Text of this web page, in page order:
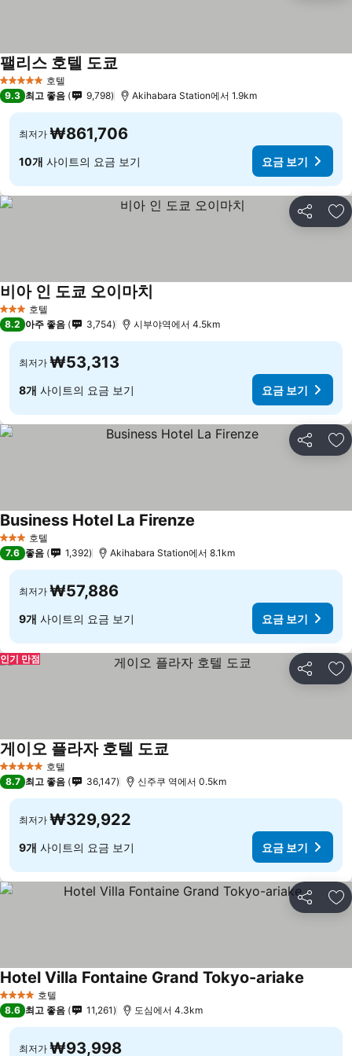
5 성급 호텔
팰리스 호텔 도쿄
9.3 최고 좋음 9,798 Akihabara Station에서 1.9km
최저가 ₩861,706
10개 사이트의 요금 보기 요금 보기
공유 즐
3 성급 호텔
비아 인 도쿄 오이마치
8.2 아주 좋음 3,754 시부야역에서 4.5km
최저가 ₩53,313
8개 사이트의 요금 보기 요금 보기
공유 즐
3 성급 호텔
Business Hotel La Firenze
7.6 좋음 1,392 Akihabara Station에서 8.1km
최저가 ₩57,886
9개 사이트의 요금 보기 요금 보기
공유 즐
인기 만점
5 성급 호텔
게이오 플라자 호텔 도쿄
8.7 최고 좋음 36,147 신주쿠 역에서 0.5km
최저가 ₩329,922
9개 사이트의 요금 보기 요금 보기
공유 즐
4 성급 호텔
Hotel Villa Fontaine Grand Tokyo-ariake
8.6 최고 좋음 11,261 도심에서 4.3km
최저가 ₩93,998